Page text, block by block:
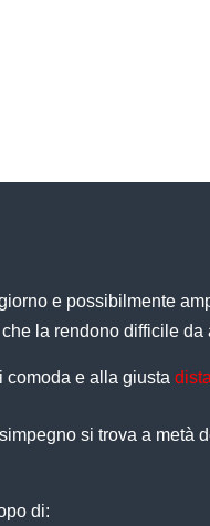
e possibilmente
la rendono difficile da
comoda e alla giusta
si trova a metà
di: